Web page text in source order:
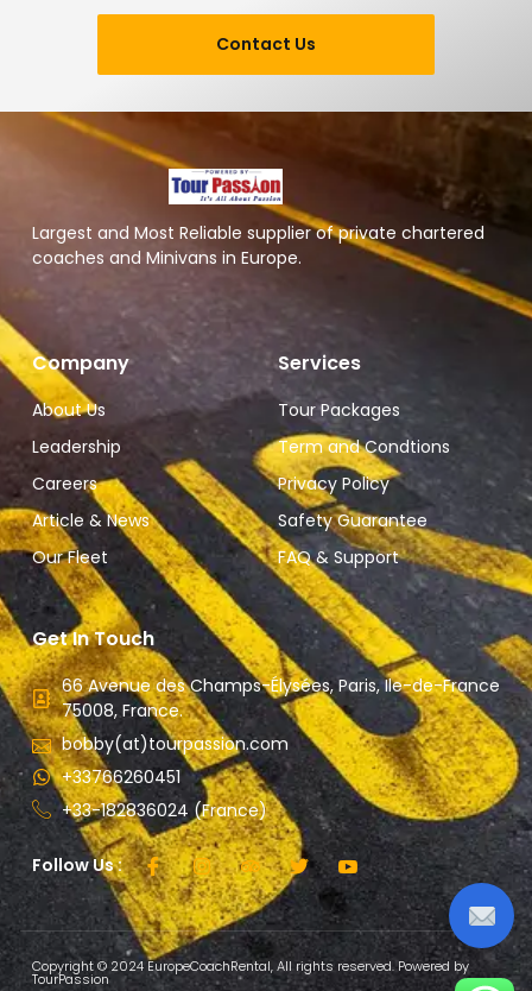
Contact Us
Largest and Most Reliable supplier of private chartered
coaches and Minivans in Europe.
Company
About Us
Leadership
Careers
Article & News
Our Fleet
Services
Tour Packages
Term and Condtions
Privacy Policy
Safety Guarantee
FAQ & Support
Get In Touch
66 Avenue des Champs-Élysées, Paris, Ile-de-France
75008, France.
bobby(at)tourpassion.com
+33766260451
+33-182836024 (France)
Follow Us :
Copyright © 2024 EuropeCoachRental, All rights reserved. Powered by
TourPassion